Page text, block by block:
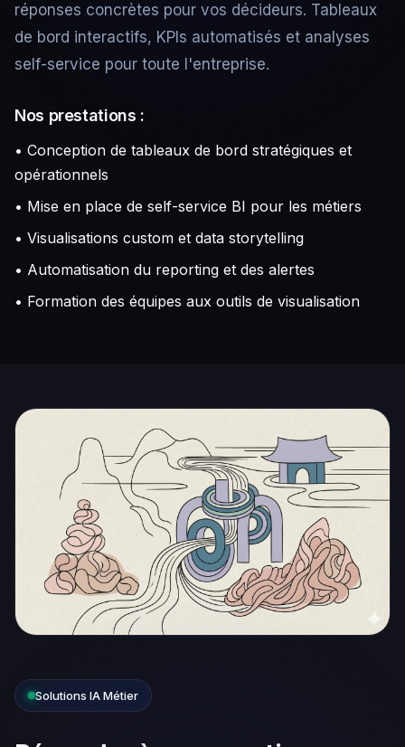
réponses concrètes pour vos décideurs. Tableaux
de bord interactifs, KPIs automatisés et analyses
self-service pour toute l'entreprise.
Nos prestations :
• Conception de tableaux de bord stratégiques et
opérationnels
• Mise en place de self-service BI pour les métiers
• Visualisations custom et data storytelling
• Automatisation du reporting et des alertes
• Formation des équipes aux outils de visualisation
Solutions IA Métier